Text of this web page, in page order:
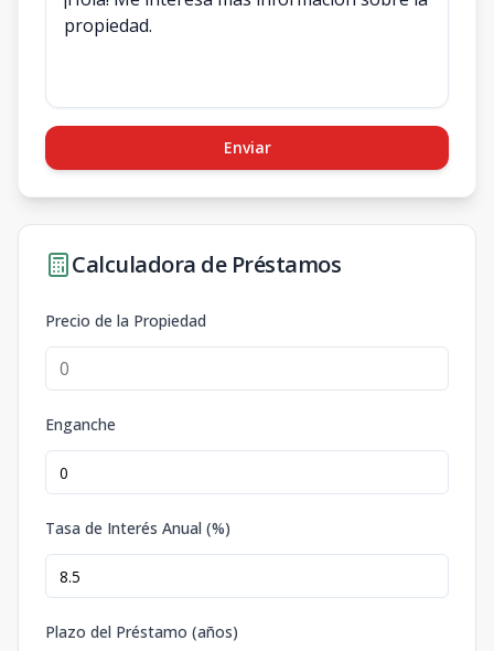
Enviar
Calculadora de Préstamos
Precio de la Propiedad
Enganche
Tasa de Interés Anual (%)
Plazo del Préstamo (años)